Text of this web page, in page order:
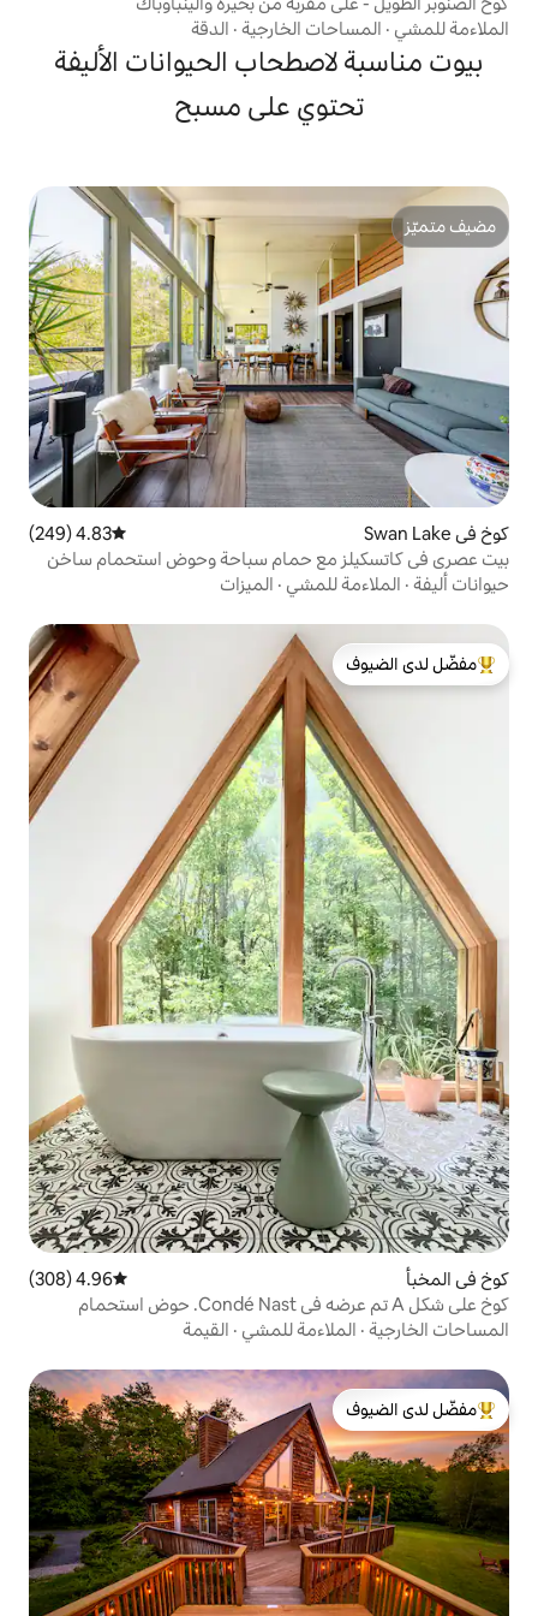
الخارجية·الدقة
الحيوانات الأليفة
حمام سباحة وحوض استحمام ساخن
·الميزات
الضيوف
كوخ على شكل A تم عرضه في Condé Nast. حوض استحمام
للمشي·القيمة
الضيوف